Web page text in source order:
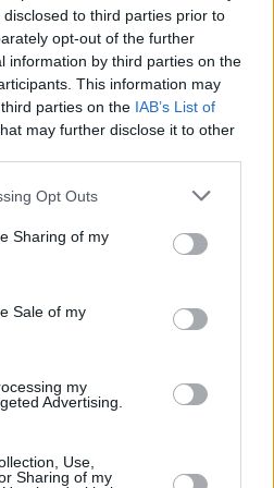
to third parties prior to
opt-out of the further
information by third parties on the
This information may
parties on the IAB’s List of
may further disclose it to other
app uses one or more Google
behaviour. You may click to
and its third-party tags to
purposes in below Google
Opt Outs
Sharing of my
Sale of my
my
Advertising.
Use,
Sharing of my
οικόπεδο στην Ανάβυσσο
πας